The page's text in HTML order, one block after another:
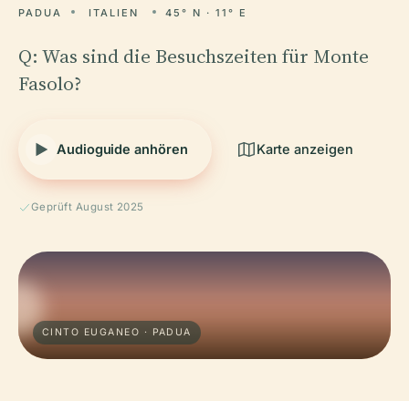
PADUA ITALIEN 45° N · 11° E
Q: Was sind die Besuchszeiten für Monte
Fasolo?
Audioguide anhören Karte anzeigen
Geprüft August 2025
CINTO EUGANEO · PADUA